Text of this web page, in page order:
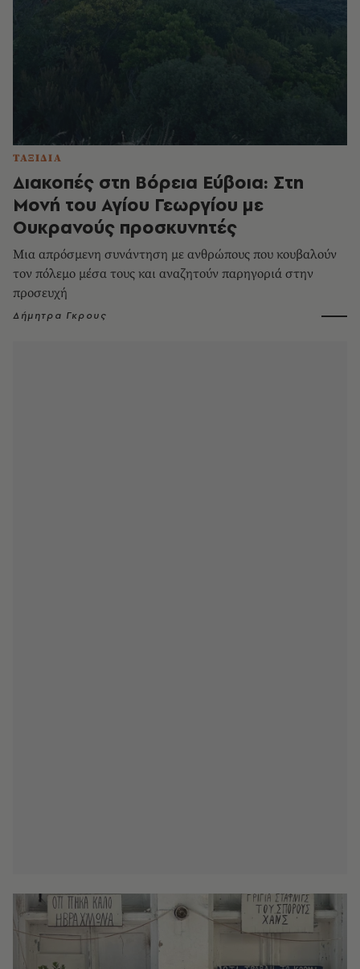
ΤΑΞΙΔΙΑ
Διακοπές στη Βόρεια Εύβοια: Στη
Μονή του Αγίου Γεωργίου με
Ουκρανούς προσκυνητές
Μια απρόσμενη συνάντηση με ανθρώπους που κουβαλούν
τον πόλεμο μέσα τους και αναζητούν παρηγοριά στην
προσευχή
Δήμητρα Γκρους